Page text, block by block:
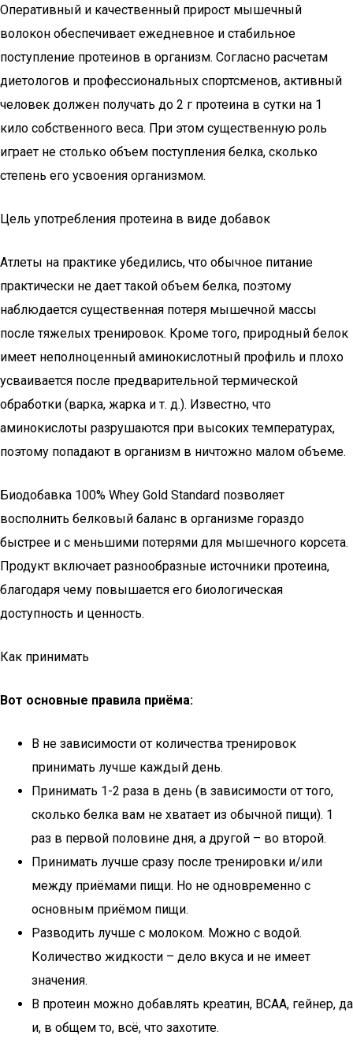
Оперативный и качественный прирост мышечный
волокон обеспечивает ежедневное и стабильное
поступление протеинов в организм. Согласно расчетам
диетологов и профессиональных спортсменов, активный
человек должен получать до 2 г протеина в сутки на 1
кило собственного веса. При этом существенную роль
играет не столько объем поступления белка, сколько
степень его усвоения организмом.
Цель употребления протеина в виде добавок
Атлеты на практике убедились, что обычное питание
практически не дает такой объем белка, поэтому
наблюдается существенная потеря мышечной массы
после тяжелых тренировок. Кроме того, природный белок
имеет неполноценный аминокислотный профиль и плохо
усваивается после предварительной термической
обработки (варка, жарка и т. д.). Известно, что
аминокислоты разрушаются при высоких температурах,
поэтому попадают в организм в ничтожно малом объеме.
Биодобавка 100% Whey Gold Standard позволяет
восполнить белковый баланс в организме гораздо
быстрее и с меньшими потерями для мышечного корсета.
Продукт включает разнообразные источники протеина,
благодаря чему повышается его биологическая
доступность и ценность.
Как принимать
Вот основные правила приёма:
В не зависимости от количества тренировок
принимать лучше каждый день.
Принимать 1-2 раза в день (в зависимости от того,
сколько белка вам не хватает из обычной пищи). 1
раз в первой половине дня, а другой – во второй.
Принимать лучше сразу после тренировки и/или
между приёмами пищи. Но не одновременно с
основным приёмом пищи.
Разводить лучше с молоком. Можно с водой.
Количество жидкости – дело вкуса и не имеет
значения.
В протеин можно добавлять креатин, ВСАА, гейнер, да
и, в общем то, всё, что захотите.